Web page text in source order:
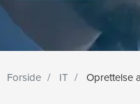
Forside IT Oprettelse